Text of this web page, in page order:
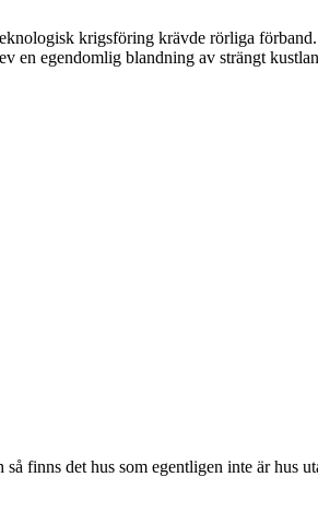
krigsföring krävde rörliga
en egendomlig blandning av strängt
finns det hus som egentligen inte är hus